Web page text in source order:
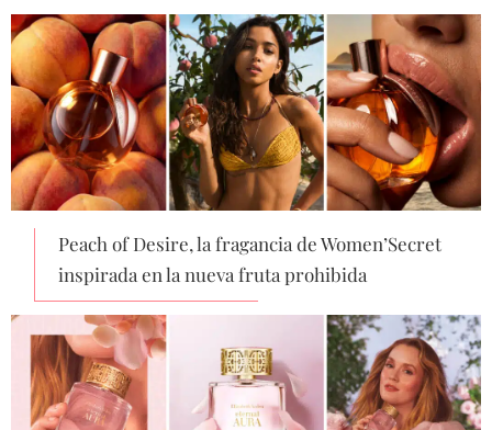
Peach of Desire, la fragancia de Women’Secret
inspirada en la nueva fruta prohibida